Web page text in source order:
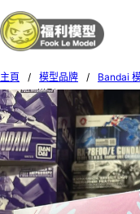
主頁 / 模型品牌 / Bandai
BANDAI模型 FRS